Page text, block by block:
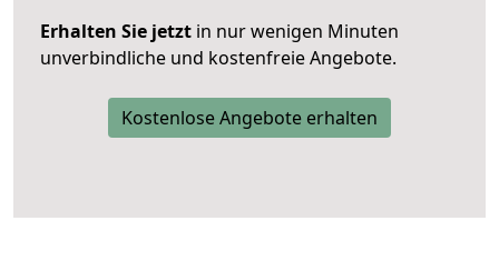
Erhalten Sie jetzt in nur wenigen Minuten
unverbindliche und kostenfreie Angebote.
Kostenlose Angebote erhalten